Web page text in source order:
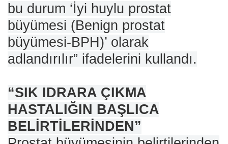
bu durum ‘İyi huylu prostat
büyümesi (Benign prostat
büyümesi-BPH)’ olarak
adlandırılır” ifadelerini kullandı.
“SIK IDRARA ÇIKMA
HASTALIĞIN BAŞLICA
BELİRTİLERİNDEN”